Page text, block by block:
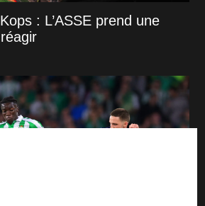
: L’ASSE prend une